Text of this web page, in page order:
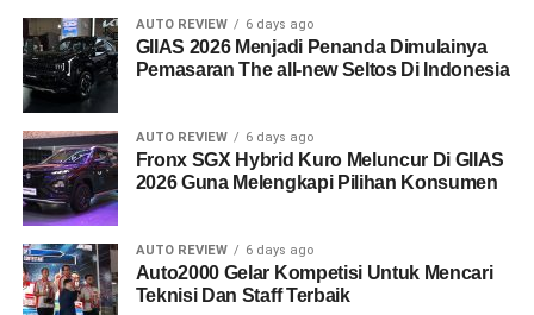
AUTO REVIEW 6 days ago
GIIAS 2026 Menjadi Penanda Dimulainya
Pemasaran The all-new Seltos Di Indonesia
AUTO REVIEW 6 days ago
Fronx SGX Hybrid Kuro Meluncur Di GIIAS
2026 Guna Melengkapi Pilihan Konsumen
AUTO REVIEW 6 days ago
Auto2000 Gelar Kompetisi Untuk Mencari
Teknisi Dan Staff Terbaik